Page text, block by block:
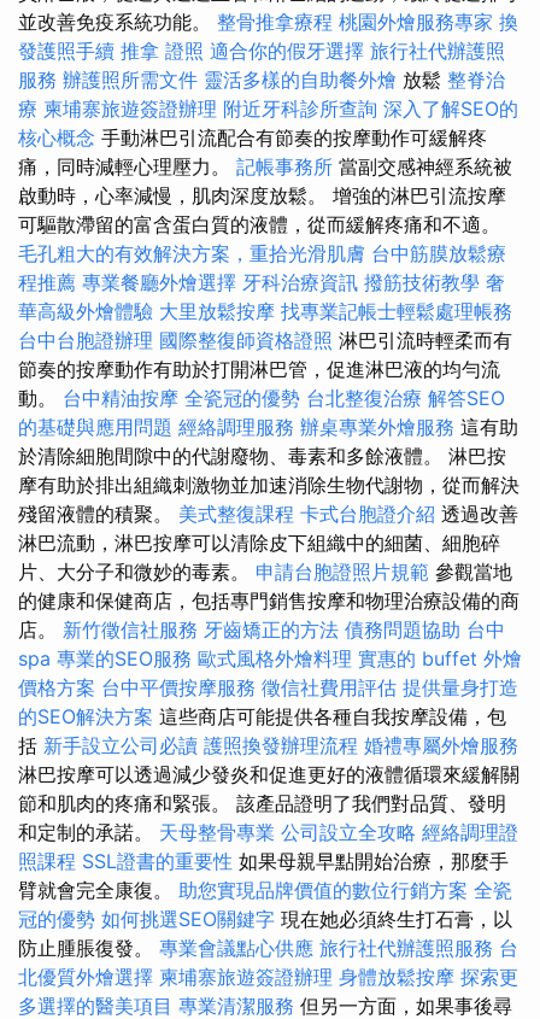
並改善免疫系統功能。 整骨推拿療程 桃園外燴服務專家 換
發護照手續 推拿 證照 適合你的假牙選擇 旅行社代辦護照
服務 辦護照所需文件 靈活多樣的自助餐外燴 放鬆 整脊治
療 柬埔寨旅遊簽證辦理 附近牙科診所查詢 深入了解SEO的
核心概念 手動淋巴引流配合有節奏的按摩動作可緩解疼
痛，同時減輕心理壓力。 記帳事務所 當副交感神經系統被
啟動時，心率減慢，肌肉深度放鬆。 增強的淋巴引流按摩
可驅散滯留的富含蛋白質的液體，從而緩解疼痛和不適。
毛孔粗大的有效解決方案，重拾光滑肌膚 台中筋膜放鬆療
程推薦 專業餐廳外燴選擇 牙科治療資訊 撥筋技術教學 奢
華高級外燴體驗 大里放鬆按摩 找專業記帳士輕鬆處理帳務
台中台胞證辦理 國際整復師資格證照 淋巴引流時輕柔而有
節奏的按摩動作有助於打開淋巴管，促進淋巴液的均勻流
動。 台中精油按摩 全瓷冠的優勢 台北整復治療 解答SEO
的基礎與應用問題 經絡調理服務 辦桌專業外燴服務 這有助
於清除細胞間隙中的代謝廢物、毒素和多餘液體。 淋巴按
摩有助於排出組織刺激物並加速消除生物代謝物，從而解決
殘留液體的積聚。 美式整復課程 卡式台胞證介紹 透過改善
淋巴流動，淋巴按摩可以清除皮下組織中的細菌、細胞碎
片、大分子和微妙的毒素。 申請台胞證照片規範 參觀當地
的健康和保健商店，包括專門銷售按摩和物理治療設備的商
店。 新竹徵信社服務 牙齒矯正的方法 債務問題協助 台中
spa 專業的SEO服務 歐式風格外燴料理 實惠的 buffet 外燴
價格方案 台中平價按摩服務 徵信社費用評估 提供量身打造
的SEO解決方案 這些商店可能提供各種自我按摩設備，包
括 新手設立公司必讀 護照換發辦理流程 婚禮專屬外燴服務
淋巴按摩可以透過減少發炎和促進更好的液體循環來緩解關
節和肌肉的疼痛和緊張。 該產品證明了我們對品質、發明
和定制的承諾。 天母整骨專業 公司設立全攻略 經絡調理證
照課程 SSL證書的重要性 如果母親早點開始治療，那麼手
臂就會完全康復。 助您實現品牌價值的數位行銷方案 全瓷
冠的優勢 如何挑選SEO關鍵字 現在她必須終生打石膏，以
防止腫脹復發。 專業會議點心供應 旅行社代辦護照服務 台
北優質外燴選擇 柬埔寨旅遊簽證辦理 身體放鬆按摩 探索更
多選擇的醫美項目 專業清潔服務 但另一方面，如果事後尋